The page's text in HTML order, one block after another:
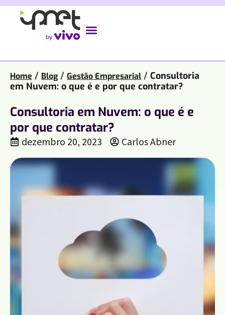
Home / Blog / Gestão Empresarial / Consultoria
em Nuvem: o que é e por que contratar?
Consultoria em Nuvem: o que é e
por que contratar?
dezembro 20, 2023 Carlos Abner